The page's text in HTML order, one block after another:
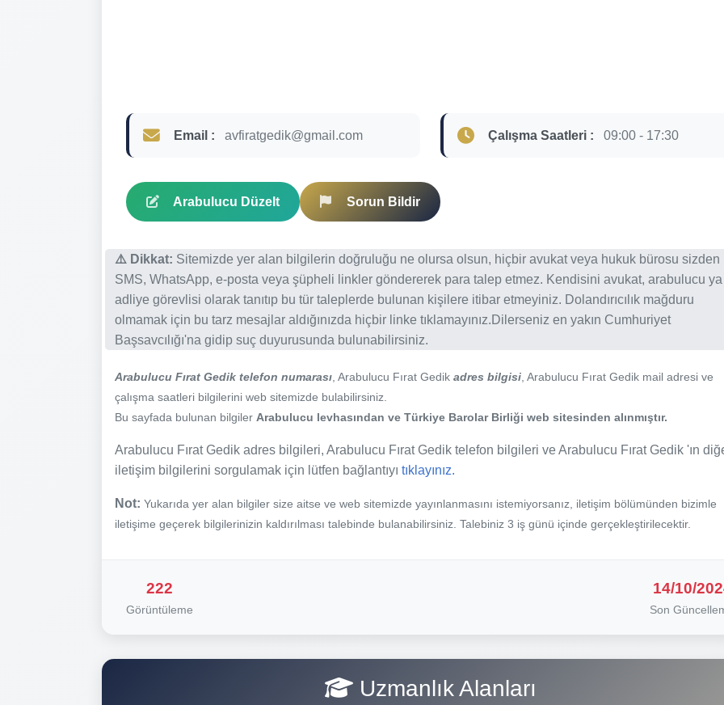
Email : avfiratgedik@gmail.com Çalışma Saatleri : 09:00 - 17:30
Arabulucu Düzelt Sorun Bildir
⚠️ Dikkat: Sitemizde yer alan bilgilerin doğruluğu ne olursa olsun, hiçbir avukat veya hukuk bürosu sizden
SMS, WhatsApp, e-posta veya şüpheli linkler göndererek para talep etmez. Kendisini avukat, arabulucu
adliye görevlisi olarak tanıtıp bu tür taleplerde bulunan kişilere itibar etmeyiniz. Dolandırıcılık mağduru
olmamak için bu tarz mesajlar aldığınızda hiçbir linke tıklamayınız.Dilerseniz en yakın Cumhuriyet
Başsavcılığı'na gidip suç duyurusunda bulunabilirsiniz.
Arabulucu Fırat Gedik telefon numarası , Arabulucu Fırat Gedik adres bilgisi , Arabulucu Fırat Gedik mail adresi ve
çalışma saatleri bilgilerini web sitemizde bulabilirsiniz.
Bu sayfada bulunan bilgiler Arabulucu levhasından ve Türkiye Barolar Birliği web sitesinden alınmıştır.
Arabulucu Fırat Gedik adres bilgileri, Arabulucu Fırat Gedik telefon bilgileri ve Arabulucu Fırat Gedik 'ın
iletişim bilgilerini sorgulamak için lütfen bağlantıyı tıklayınız.
Not: Yukarıda yer alan bilgiler size aitse ve web sitemizde yayınlanmasını istemiyorsanız, iletişim bölümünden bizimle
iletişime geçerek bilgilerinizin kaldırılması talebinde bulanabilirsiniz. Talebiniz 3 iş günü içinde gerçekleştirilecektir.
222
Görüntüleme
14/10/
Son
Uzmanlık Alanları